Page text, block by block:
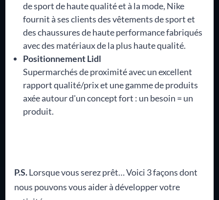
de sport de haute qualité et à la mode, Nike
fournit à ses clients des vêtements de sport et
des chaussures de haute performance fabriqués
avec des matériaux de la plus haute qualité.
Positionnement Lidl
Supermarchés de proximité avec un excellent
rapport qualité/prix et une gamme de produits
axée autour d'un concept fort : un besoin = un
produit.
P.S.Lorsque vous serez prêt… Voici 3 façons dont
nous pouvons vous aider à développer votre